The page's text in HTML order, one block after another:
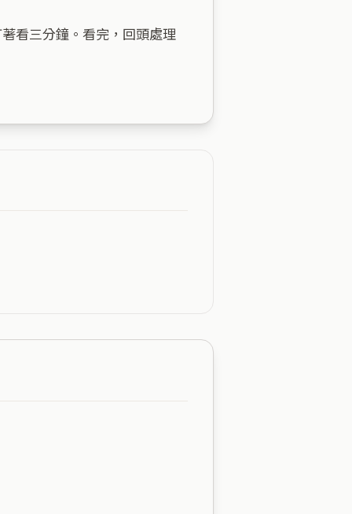
看三分鐘。看完，回頭處理